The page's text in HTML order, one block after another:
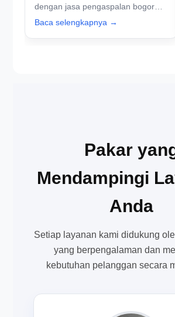
dengan jasa pengaspalan bogor
dari PT Aspal Hotmix Jakarta.
Baca selengkapnya →
Pakar
Mendampingi
Anda
Setiap layanan kami didukung
yang berpengalaman dan
kebutuhan pelanggan secara